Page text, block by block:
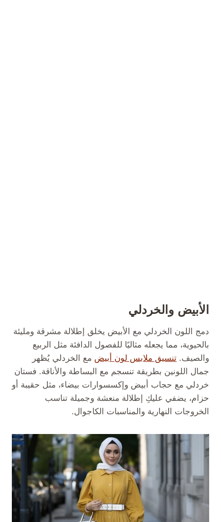
الأبيض والخردلي
دمج اللون الخردلي مع الأبيض يخلق إطلالة مشرقة ومليئة
بالحيوية، مما يجعله مثاليًا للفصول الدافئة مثل الربيع
والصيف. تنسيق ملابس لون أبيض مع الخردلي يُظهر
جمال اللونين بطريقة تنسجم مع البساطة والأناقة. فستان
خردلي مع حجاب أبيض وإكسسوارات بيضاء، مثل حقيبة أو
حزام، يضفي عليكِ إطلالة منعشة وجميلة تناسب
الخروجات النهارية والمناسبات الكاجوال.